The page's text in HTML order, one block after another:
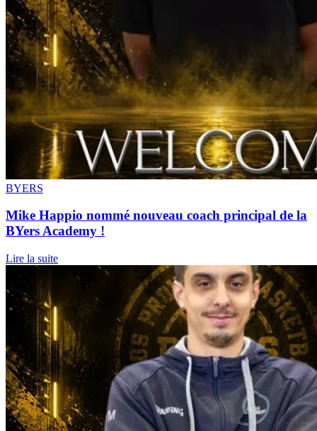
BYERS
Mike Happio nommé nouveau coach principal de la
BYers Academy !
Lire la suite